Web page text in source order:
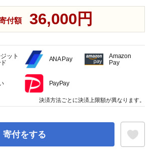
付額 36,000円
寄付をする
ット
ANA Pay
Amazon
Pay
PayPay
決済方法ごとに決済上限額が異なります。